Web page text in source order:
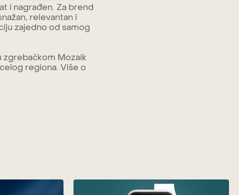
i nagrađen. Za brend
relevantan i
zajedno od samog
zgrebačkom Mozaik
regiona. Više o